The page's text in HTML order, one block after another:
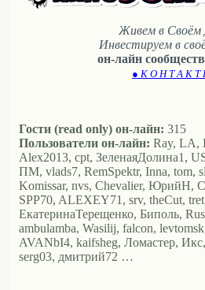
Живем в Своём
Инвестируем в
он-лайн
● К О Н Т А К Т
Гости (read only) он-лайн: 315
Пользователи он-лайн: Ray, LA,
Alex2013, cpt, ЗеленаяДолина1,
ПМ, vlads7, RemSpektr, Inna, tom,
Komissar, nvs, Chevalier, ЮрийН,
SPP70, ALEXEY71, srv, theCut,
ЕкатеринаТерещенко, Биполь,
ambulamba, Wasilij, falcon,
AVANbI4, kaifsheg, Ломастер,
serg03, дмитрий72 …